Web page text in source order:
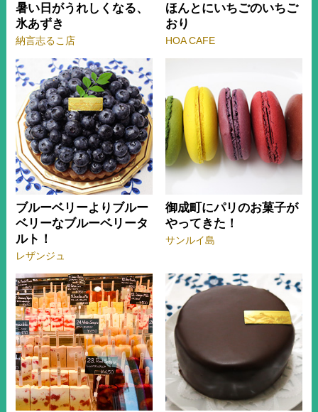
暑い日がうれしくなる、
氷あずき
納言志るこ店
ほんとにいちごのいちご
おり
HOA CAFE
ブルーベリーよりブルー
ベリーなブルーベリータ
ルト！
レザンジュ
御成町にパリのお菓子が
やってきた！
サンルイ島